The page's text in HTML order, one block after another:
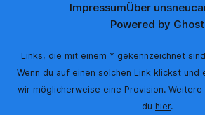
ImpressumÜber uns
Powered by Ghost
Links, die mit einem * gekennzeichnet
Wenn du auf einen solchen Link klickst
wir möglicherweise eine Provision.
du hier.